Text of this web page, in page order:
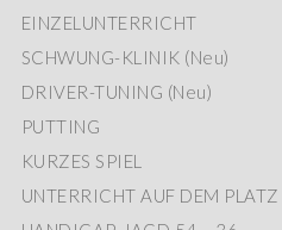
EINZELUNTERRICHT
SCHWUNG-KLINIK (Neu)
DRIVER-TUNING (Neu)
PUTTING
KURZES SPIEL
UNTERRICHT AUF DEM PLATZ